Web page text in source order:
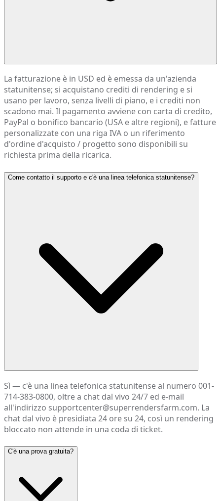
La fatturazione è in USD ed è emessa da un'azienda
statunitense; si acquistano crediti di rendering e si
usano per lavoro, senza livelli di piano, e i crediti non
scadono mai. Il pagamento avviene con carta di credito,
PayPal o bonifico bancario (USA e altre regioni), e fatture
personalizzate con una riga IVA o un riferimento
d'ordine d'acquisto / progetto sono disponibili su
richiesta prima della ricarica.
Come contatto il supporto e c'è una linea telefonica statunitense?
Sì — c'è una linea telefonica statunitense al numero 001-
714-383-0800, oltre a chat dal vivo 24/7 ed e-mail
all'indirizzo supportcenter@superrendersfarm.com. La
chat dal vivo è presidiata 24 ore su 24, così un rendering
bloccato non attende in una coda di ticket.
C'è una prova gratuita?